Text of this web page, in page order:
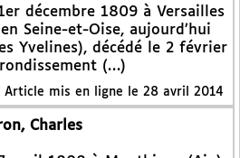
décembre 1809 à Versailles
Seine-et-Oise, aujourd’hui
Yvelines), décédé le 2 février
(…)
Article mis en ligne le 28 avril 2014
Charles